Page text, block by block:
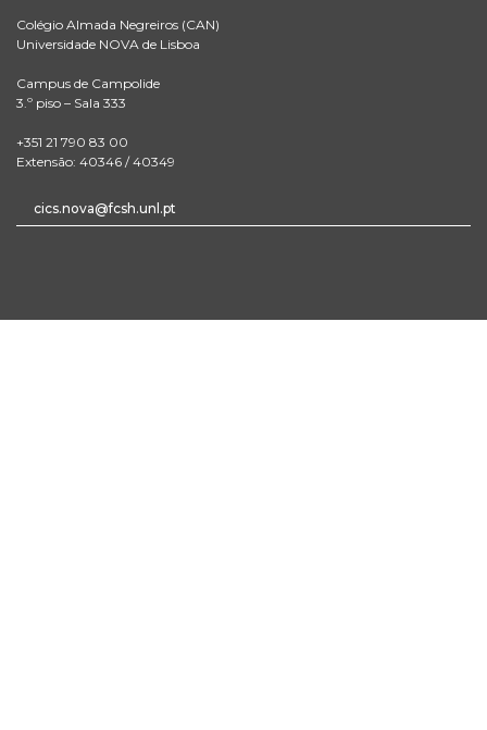
Colégio Almada Negreiros (CAN)
Universidade NOVA de Lisboa
Campus de Campolide
3.º piso – Sala 333
+351 21 790 83 00
Extensão: 40346 / 40349
cics.nova@fcsh.unl.pt